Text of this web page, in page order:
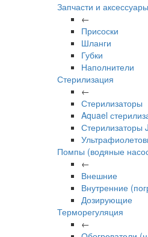
Запчасти и аксессуары
←
Присоски
Шланги
Губки
Наполнители
Стерилизация
←
Стерилизаторы
Aquael
Стерилизаторы
Помпы (водяные
←
Внешние
Внутренние
Дозирующие
Терморегуляция
←